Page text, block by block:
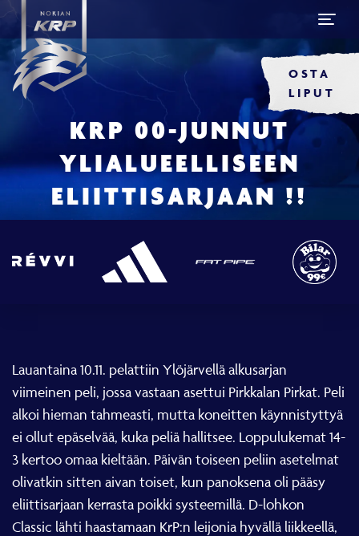
OSTA
LIPUT
KRP 00-JUNNUT
YLIALUEELLISEEN
ELIITTISARJAAN !!
Lauantaina 10.11. pelattiin Ylöjärvellä alkusarjan
viimeinen peli, jossa vastaan asettui Pirkkalan Pirkat. Peli
alkoi hieman tahmeasti, mutta koneitten käynnistyttyä
ei ollut epäselvää, kuka peliä hallitsee. Loppulukemat 14-
3 kertoo omaa kieltään. Päivän toiseen peliin asetelmat
olivatkin sitten aivan toiset, kun panoksena oli pääsy
eliittisarjaan kerrasta poikki systeemillä. D-lohkon
Classic lähti haastamaan KrP:n leijonia hyvällä liikkeellä,